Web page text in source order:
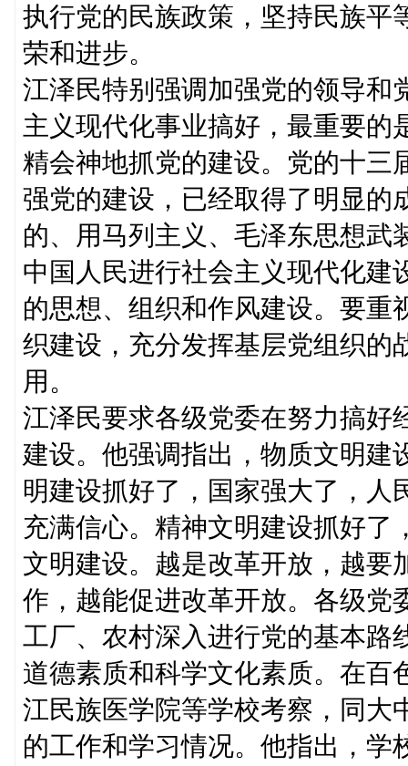
执行党的民族政策，坚持民族平
荣和进步。
江泽民特别强调加强党的领导和
主义现代化事业搞好，最重要的
精会神地抓党的建设。党的十三
强党的建设，已经取得了明显的
的、用马列主义、毛泽东思想武
中国人民进行社会主义现代化建
的思想、组织和作风建设。要重
织建设，充分发挥基层党组织的
用。
江泽民要求各级党委在努力搞好
建设。他强调指出，物质文明建
明建设抓好了，国家强大了，人
充满信心。精神文明建设抓好了
文明建设。越是改革开放，越要
作，越能促进改革开放。各级党
工厂、农村深入进行党的基本路
道德素质和科学文化素质。在百
江民族医学院等学校考察，同大
的工作和学习情况。他指出，学